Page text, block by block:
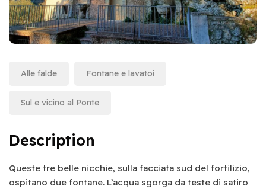
Alle falde Fontane e lavatoi
Sul e vicino al Ponte
Description
Queste tre belle nicchie, sulla facciata sud del fortilizio,
ospitano due fontane. L’acqua sgorga da teste di satiro